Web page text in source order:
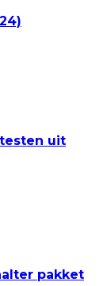
testen uit
pakket